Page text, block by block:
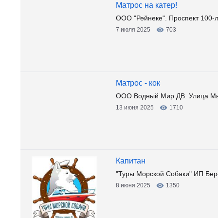
Матрос на катер!
ООО "Рейнеке". Проспект 100-
7 июля 2025 703
Матрос - кок
ООО Водный Мир ДВ. Улица
13 июня 2025 1710
Капитан
"Туры Морской Собаки" ИП
8 июня 2025 1350